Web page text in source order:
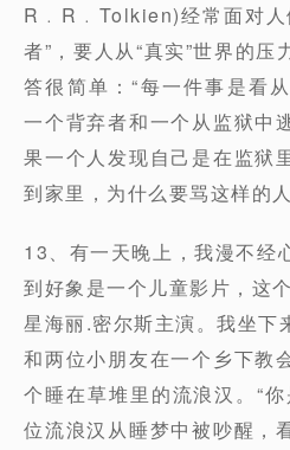
R﹒R﹒Tolkien)经常面对人
者”，要人从“真实”世界的
答很简单：“每一件事是看
一个背弃者和一个从监狱中
果一个人发现自己是在监狱
到家里，为什么要骂这样的
13、有一天晚上，我漫不经
到好象是一个儿童影片，这
星海丽.密尔斯主演。我坐下
和两位小朋友在一个乡下教
个睡在草堆里的流浪汉。“
位流浪汉从睡梦中被吵醒，